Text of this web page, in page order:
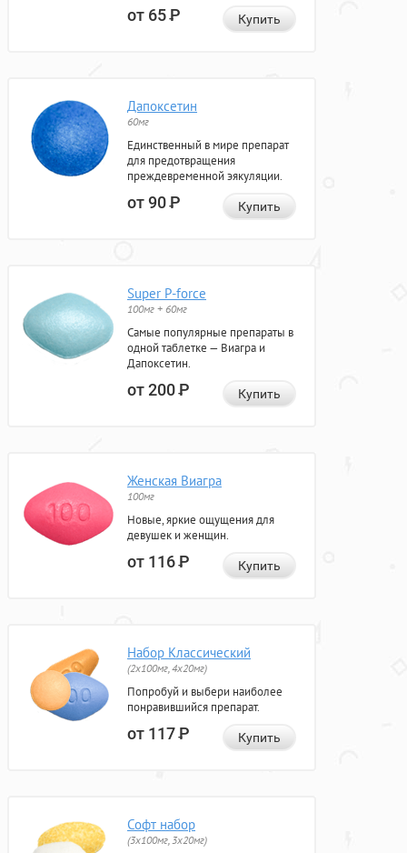
от 65Р Купить
Дапоксетин
60мг
Единственный в мире препарат
для предотвращения
преждевременной эякуляции.
от 90Р Купить
Super P-force
100мг + 60мг
Самые популярные препараты в
одной таблетке — Виагра и
Дапоксетин.
от 200Р Купить
Женская Виагра
100мг
Новые, яркие ощущения для
девушек и женщин.
от 116Р Купить
Набор Классический
(2x100мг, 4x20мг)
Попробуй и выбери наиболее
понравившийся препарат.
от 117Р Купить
Софт набор
(3x100мг, 3x20мг)